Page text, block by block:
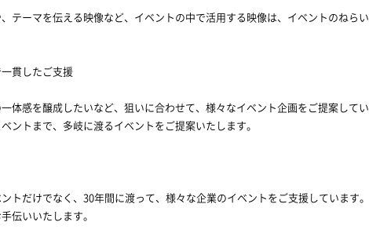
テーマを伝える映像など、イベントの中で活用する映像は、イベントのねらい
貫したご支援
体感を醸成したいなど、狙いに合わせて、様々なイベント企画をご提案してい
ントまで、多岐に渡るイベントをご提案いたします。
トだけでなく、30年間に渡って、様々な企業のイベントをご支援しています。
伝いいたします。